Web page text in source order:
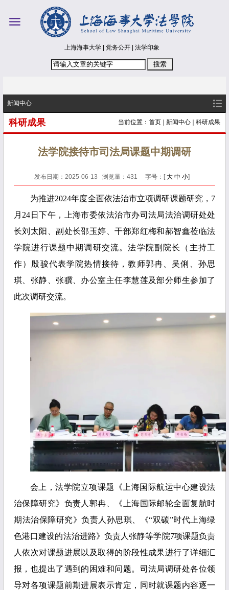
上海海事大学 党务公开 法学印象
新闻中心
当前位置： 首页 新闻中心 科研成果
科研成果
法学院接待市司法局课题中期调研
发布日期：2025-06-13 浏览量： 431 字号：[大 中 小]
为推进2024年度全面依法治市立项调研课题研究，7
月24日下午，上海市委依法治市办司法局法治调研处处
长刘太阳、副处长邵玉婷、干部郑红梅和郝智鑫莅临法
学院进行课题中期调研交流。法学院副院长（主持工
作）殷骏代表学院热情接待，教师郭冉、吴俐、孙思
琪、张静、张骥、办公室主任李慧莲及部分师生参加了
此次调研交流。
会上，法学院立项课题《上海国际航运中心建设法
治保障研究》负责人郭冉、《上海国际邮轮全面复航时
期法治保障研究》负责人孙思琪、《“双碳”时代上海绿
色港口建设的法治进路》负责人张静等学院7项课题负责
人依次对课题进展以及取得的阶段性成果进行了详细汇
报，也提出了遇到的困难和问题。司法局调研处各位领
导对各项课题前期进展表示肯定，同时就课题内容逐一